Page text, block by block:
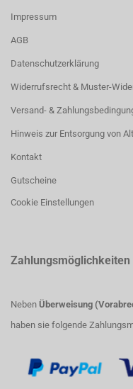
Impressum
AGB
Datenschutzerklärung
Widerrufsrecht & Muster-
Versand- &
Hinweis zur Entsorgung von
Kontakt
Gutscheine
Cookie Einstellungen
Zahlungsmöglichkeiten
Neben Überweisung
haben sie folgende